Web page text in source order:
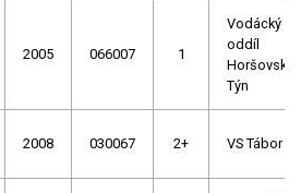
2005 066007 1
Vodácký
oddíl
Horšovský
Týn
2008 030067 2+ VS Tábor